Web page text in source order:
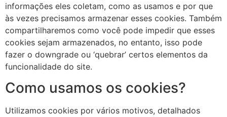
informações eles coletam, como as usamos e por que
às vezes precisamos armazenar esses cookies. Também
compartilharemos como você pode impedir que esses
cookies sejam armazenados, no entanto, isso pode
fazer o downgrade ou ‘quebrar’ certos elementos da
funcionalidade do site.
Como usamos os cookies?
Utilizamos cookies por vários motivos, detalhados